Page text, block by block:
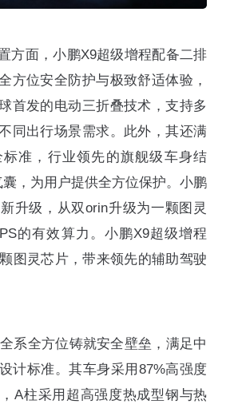
方面，小鹏X9超级增程配备二排
方位安全防护与极致舒适体验，
首发的电动三折叠技术，支持多
同出行场景需求。此外，其还满
准，⾏业领先的旗舰级车⾝结
，为用户提供全方位保护。小鹏
升级，从双orin升级为一颗图灵
的有效算力。小鹏X9超级增程
图灵芯片，带来领先的辅助驾驶
系全方位铸就安全壁垒，满足中
计标准。其车身采用87%高强度
A柱采用超高强度热成型钢与热